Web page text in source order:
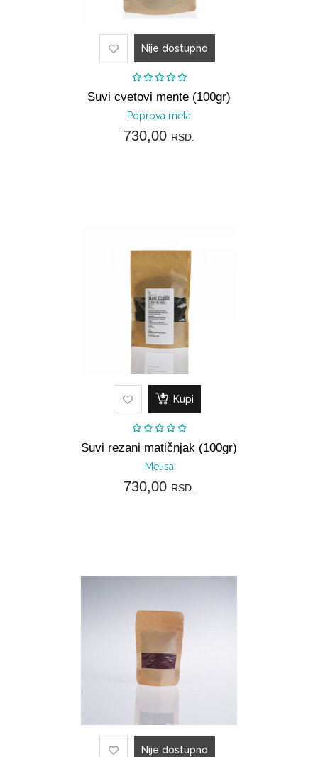
Nije dostupno
Suvi cvetovi mente (100gr)
Poprova meta
730,00 RSD.
Kupi
Suvi rezani matičnjak (100gr)
Melisa
730,00 RSD.
Nije dostupno